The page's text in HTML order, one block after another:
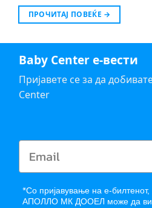
ПРОЧИТАЈ ПОВЕЌЕ →
Baby Center е-вести
Пријавете се за да
Center
*Со пријавување на е-билтенот,
АПОЛЛО МК ДООЕЛ може да ви